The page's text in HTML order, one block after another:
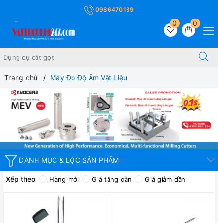
0986470139
0
0
Trang chủ Máy Đo Độ Ẩm Vật Liệu
DANH MỤC & LỌC SẢN PHẨM
Xếp theo: Hàng mới Giá tăng dần Giá giảm dần